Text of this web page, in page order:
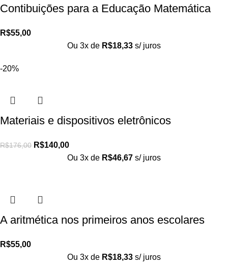
Contibuições para a Educação Matemática
R$55,00
Ou 3x de R$18,33 s/ juros
-20%
Materiais e dispositivos eletrônicos
R$176,00 R$140,00
Ou 3x de R$46,67 s/ juros
A aritmética nos primeiros anos escolares
R$55,00
Ou 3x de R$18,33 s/ juros